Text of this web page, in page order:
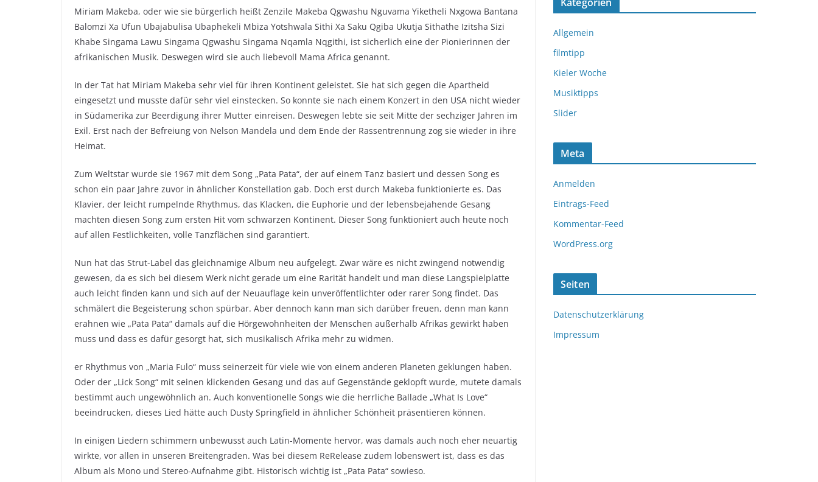
Miriam Makeba, oder wie sie bürgerlich heißt Zenzile Makeba Qgwashu Nguvama Yiketheli Nxgowa Bantana
Balomzi Xa Ufun Ubajabulisa Ubaphekeli Mbiza Yotshwala Sithi Xa Saku Qgiba Ukutja Sithathe Izitsha Sizi
Khabe Singama Lawu Singama Qgwashu Singama Nqamla Nqgithi, ist sicherlich eine der Pionierinnen der
afrikanischen Musik. Deswegen wird sie auch liebevoll Mama Africa genannt.
In der Tat hat Miriam Makeba sehr viel für ihren Kontinent geleistet. Sie hat sich gegen die Apartheid
eingesetzt und musste dafür sehr viel einstecken. So konnte sie nach einem Konzert in den USA nicht wieder
in Südamerika zur Beerdigung ihrer Mutter einreisen. Deswegen lebte sie seit Mitte der sechziger Jahren im
Exil. Erst nach der Befreiung von Nelson Mandela und dem Ende der Rassentrennung zog sie wieder in ihre
Heimat.
Zum Weltstar wurde sie 1967 mit dem Song „Pata Pata“, der auf einem Tanz basiert und dessen Song es
schon ein paar Jahre zuvor in ähnlicher Konstellation gab. Doch erst durch Makeba funktionierte es. Das
Klavier, der leicht rumpelnde Rhythmus, das Klacken, die Euphorie und der lebensbejahende Gesang
machten diesen Song zum ersten Hit vom schwarzen Kontinent. Dieser Song funktioniert auch heute noch
auf allen Festlichkeiten, volle Tanzflächen sind garantiert.
Nun hat das Strut-Label das gleichnamige Album neu aufgelegt. Zwar wäre es nicht zwingend notwendig
gewesen, da es sich bei diesem Werk nicht gerade um eine Rarität handelt und man diese Langspielplatte
auch leicht finden kann und sich auf der Neuauflage kein unveröffentlichter oder rarer Song findet. Das
schmälert die Begeisterung schon spürbar. Aber dennoch kann man sich darüber freuen, denn man kann
erahnen wie „Pata Pata“ damals auf die Hörgewohnheiten der Menschen außerhalb Afrikas gewirkt haben
muss und dass es dafür gesorgt hat, sich musikalisch Afrika mehr zu widmen.
er Rhythmus von „Maria Fulo“ muss seinerzeit für viele wie von einem anderen Planeten geklungen haben.
Oder der „Lick Song“ mit seinen klickenden Gesang und das auf Gegenstände geklopft wurde, mutete damals
bestimmt auch ungewöhnlich an. Auch konventionelle Songs wie die herrliche Ballade „What Is Love“
beeindrucken, dieses Lied hätte auch Dusty Springfield in ähnlicher Schönheit präsentieren können.
In einigen Liedern schimmern unbewusst auch Latin-Momente hervor, was damals auch noch eher neuartig
wirkte, vor allen in unseren Breitengraden. Was bei diesem ReRelease zudem lobenswert ist, dass es das
Album als Mono und Stereo-Aufnahme gibt. Historisch wichtig ist „Pata Pata“ sowieso.
Allgemein
filmtipp
Kieler Woche
Musiktipps
Slider
Meta
Anmelden
Eintrags-Feed
Kommentar-Feed
WordPress.org
Seiten
Datenschutzerklärung
Impressum